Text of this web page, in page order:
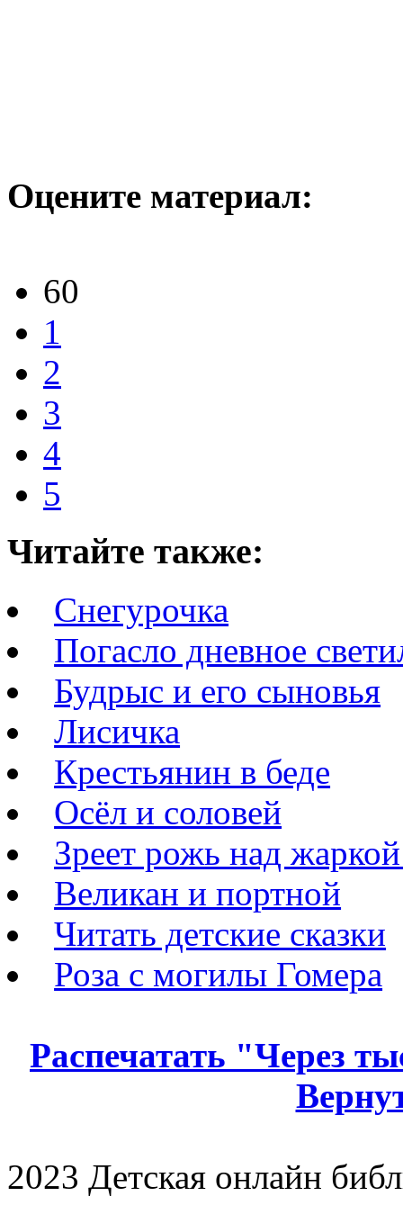
Оцените материал:
60
1
2
3
4
5
Читайте также:
Снегурочка
Погасло дневное
Будрыс и его сыновья
Лисичка
Крестьянин в беде
Осёл и соловей
Зреет рожь над
Великан и портной
Читать детские сказки
Роза с могилы Гомера
Распечатать "Через
2023 Детская онлайн